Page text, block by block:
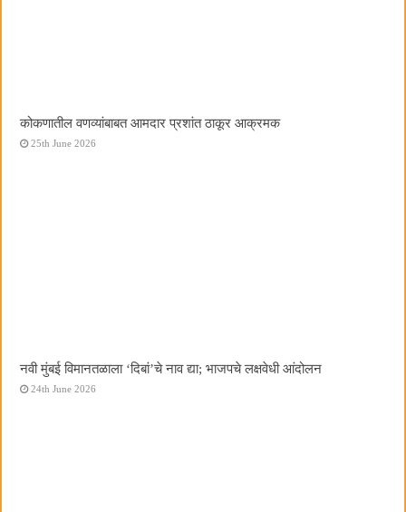
कोकणातील वणव्यांबाबत आमदार प्रशांत ठाकूर आक्रमक
25th June 2026
नवी मुंबई विमानतळाला ‌‘दिबां‌’चे नाव द्या; भाजपचे लक्षवेधी आंदोलन
24th June 2026